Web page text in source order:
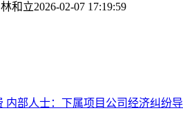
和立2026-02-07 17:19:59